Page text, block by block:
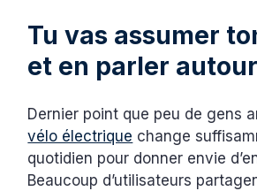
Tu vas assumer
et en parler
Dernier point que peu de gens
vélo électrique change
quotidien pour donner envie
Beaucoup d’utilisateurs